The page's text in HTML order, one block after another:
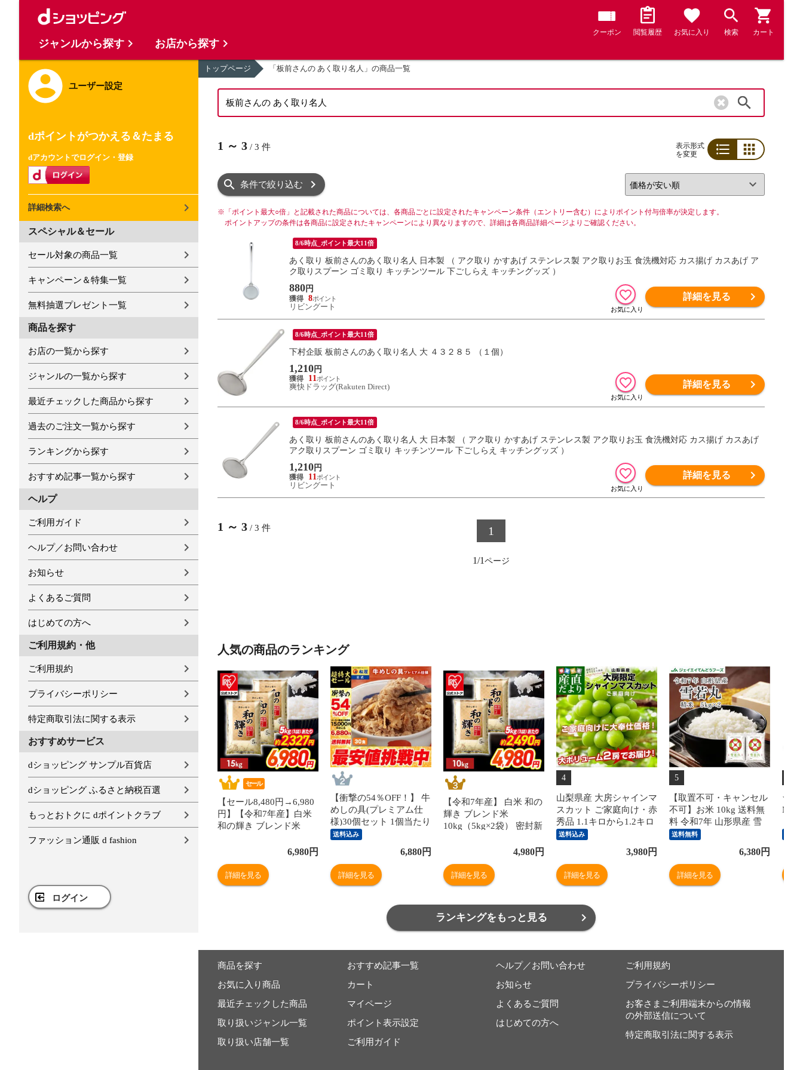
クーポン 閲覧履歴 お気に入り 検索 カート
ユーザー設定
dポイントがつかえる＆たまる
dアカウントでログイン・登録
詳細検索へ
スペシャル＆セール
セール対象の商品一覧
キャンペーン＆特集一覧
無料抽選プレゼント一覧
商品を探す
お店の一覧から探す
ジャンルの一覧から探す
最近チェックした商品から探す
過去のご注文一覧から探す
ランキングから探す
おすすめ記事一覧から探す
ヘルプ
ご利用ガイド
ヘルプ／お問い合わせ
お知らせ
よくあるご質問
はじめての方へ
ご利用規約・他
ご利用規約
プライバシーポリシー
特定商取引法に関する表示
おすすめサービス
dショッピング サンプル百貨店
dショッピング ふるさと納税百選
もっとおトクに dポイントクラブ
ファッション通販 d fashion
ログイン
トップページ 「板前さんの あく取り名人」の商品一覧
1 ～ 3 / 3 件
表示形式
を変更
条件で絞り込む
※ 「ポイント最大○倍」と記載された商品については、各商品ごとに設定されたキャンペーン条件（エントリー含む）によりポイント付与倍率が決定します。
ポイントアップの条件は各商品に設定されたキャンペーンにより異なりますので、詳細は各商品詳細ページよりご確認ください。
8/6時点_ポイント最大11倍
あく取り 板前さんのあく取り名人 日本製 （ アク取り かすあげ ステンレス製 アク取りお玉 食洗機対応 カス揚げ カスあげ ア
ク取りスプーン ゴミ取り キッチンツール 下ごしらえ キッチングッズ ）
880 円
8
リビングート
詳細を見る
8/6時点_ポイント最大11倍
下村企販 板前さんのあく取り名人 大 ４３２８５ （１個）
1,210 円
11
爽快ドラッグ(Rakuten Direct)
詳細を見る
8/6時点_ポイント最大11倍
あく取り 板前さんのあく取り名人 大 日本製 （ アク取り かすあげ ステンレス製 アク取りお玉 食洗機対応 カス揚げ カスあげ
アク取りスプーン ゴミ取り キッチンツール 下ごしらえ キッチングッズ ）
1,210 円
11
リビングート
詳細を見る
1 ～ 3 / 3 件 1
1/1
人気の商品のランキング
セール
【セール8,480円→6,980
円】【令和7年産】白米
和の輝き ブレンド米
酸素剤入り 米 お米 低温
製法米 アイリスオーヤマ
[食品]
6,980円
詳細を見る
【衝撃の54％OFF！】 牛
めしの具(プレミアム仕
様)30個セット 1個当たり
たっぷり135g 冷凍食品
松屋牛丼 当店のイチオシ
送料込み
6,880円
詳細を見る
【令和7年産】 白米 和の
輝き ブレンド米
10kg（5kg×2袋） 密封新
米 お米 低温製法米 アイ
リスオーヤマ [食品]
4,980円
詳細を見る
4
山梨県産 大房シャインマ
スカット ご家庭向け・赤
秀品 1.1キロから1.2キロ
前後（2房）送料無料 ぶ
どう ブドウ 種なしぶど
う 葡萄 ※クール便
送料込み
3,980円
詳細を見る
5
【取置不可・キャンセル
不可】お米 10kg 送料無
料 令和7年 山形県産 雪
若丸 10kg(5kg×2) 精米 米
コメ rts1007 沖縄・一部
送料無料
6,380円
詳細を見る
★送
ランキングをもっと見る
商品を探す
お気に入り商品
最近チェックした商品
取り扱いジャンル一覧
取り扱い店舗一覧
おすすめ記事一覧
カート
マイページ
ポイント表示設定
ご利用ガイド
ヘルプ／お問い合わせ
お知らせ
よくあるご質問
はじめての方へ
ご利用規約
プライバシーポリシー
お客さまご利用端末からの情報
の外部送信について
特定商取引法に関する表示
ジャンルから探す お店から探す